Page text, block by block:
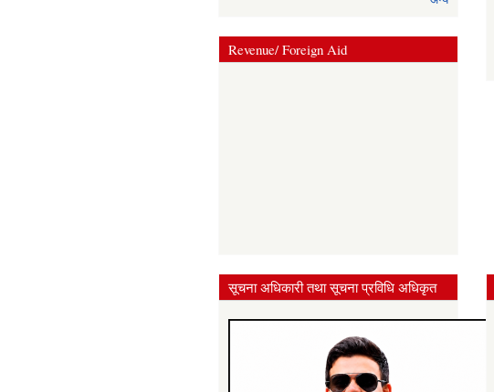
Revenue/ Foreign Aid
सूचना अधिकारी तथा सूचना प्रविधि अधिकृत